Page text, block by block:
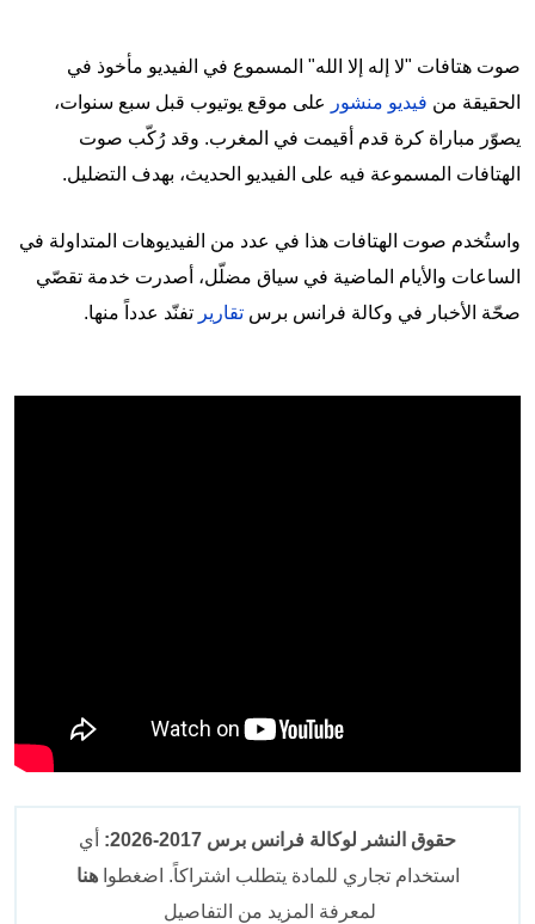
صوت هتافات "لا إله إلا الله" المسموع في الفيديو مأخوذ في
الحقيقة من فيديو منشور
على موقع يوتيوب قبل سبع سنوات،
يصوّر مباراة كرة قدم أقيمت في المغرب. وقد رُكّب صوت
الهتافات المسموعة فيه على الفيديو الحديث، بهدف التضليل.
واستُخدم صوت الهتافات هذا في عدد من الفيديوهات المتداولة في
الساعات والأيام الماضية في سياق مضلّل، أصدرت خدمة تقصّي
صحّة الأخبار في وكالة فرانس برس تقارير تفنّد عدداً منها.
حقوق النشر لوكالة فرانس برس 2017-2026:
أي
استخدام تجاري للمادة يتطلب اشتراكاً. اضغطواهنا
لمعرفة المزيد من التفاصيل